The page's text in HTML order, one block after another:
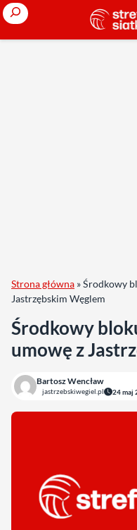
Search
Strona główna »Środkowy
Jastrzębskim Węglem
Środkowy
umowę z
Bartosz Wencław
jastrzebskiwegiel.pl 24 maj